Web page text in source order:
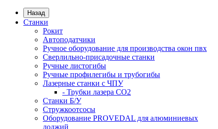
Назад
Станки
Рокит
Автоподатчики
Ручное оборудование для производства окон пвх
Сверлильно-присадочные станки
Ручные листогибы
Ручные профилегибы и трубогибы
Лазерные станки с ЧПУ
- Трубки лазера CO2
Станки Б/У
Стружкоотсосы
Оборудование PROVEDAL для алюминиевых
лоджий